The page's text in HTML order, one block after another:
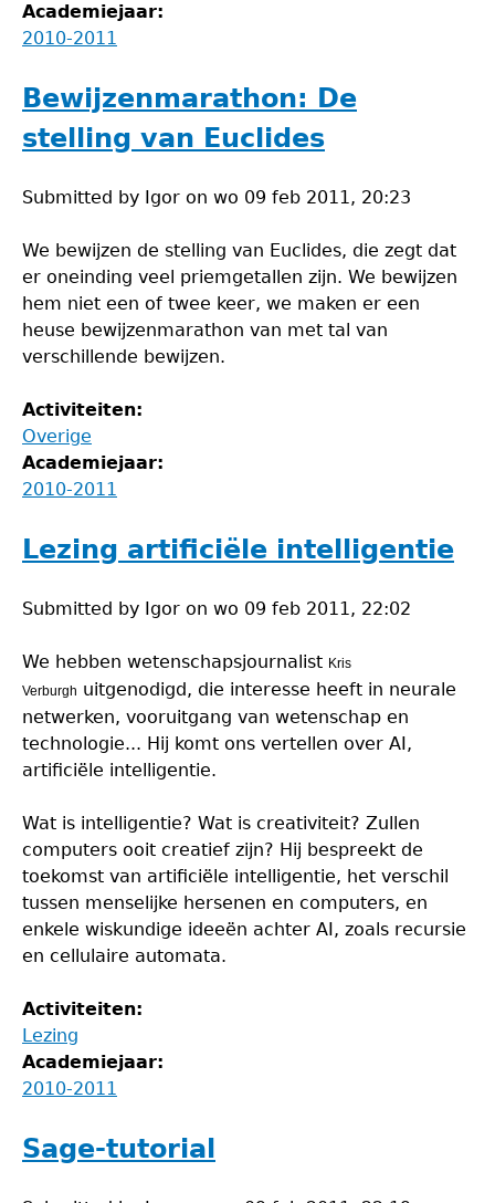
Academiejaar:
2010-2011
Bewijzenmarathon: De
stelling van Euclides
Submitted by Igor on wo 09 feb 2011, 20:23
We bewijzen de stelling van Euclides, die zegt dat
er oneinding veel priemgetallen zijn. We bewijzen
hem niet een of twee keer, we maken er een
heuse bewijzenmarathon van met tal van
verschillende bewijzen.
Activiteiten:
Overige
Academiejaar:
2010-2011
Lezing artificiële intelligentie
Submitted by Igor on wo 09 feb 2011, 22:02
We hebben wetenschapsjournalist Kris
Verburgh uitgenodigd, die interesse heeft in neurale
netwerken, vooruitgang van wetenschap en
technologie... Hij komt ons vertellen over AI,
artificiële intelligentie.
Wat is intelligentie? Wat is creativiteit? Zullen
computers ooit creatief zijn? Hij bespreekt de
toekomst van artificiële intelligentie, het verschil
tussen menselijke hersenen en computers, en
enkele wiskundige ideeën achter AI, zoals recursie
en cellulaire automata.
Activiteiten:
Lezing
Academiejaar:
2010-2011
Sage-tutorial